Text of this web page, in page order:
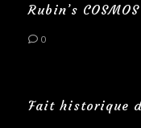
Rubin’s
0
Fait historique